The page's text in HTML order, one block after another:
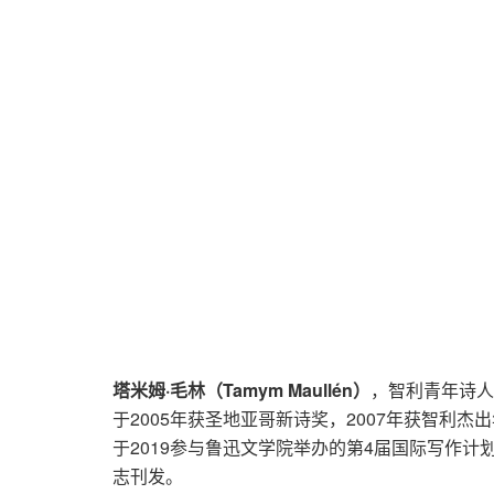
塔米姆·毛林（Tamym Maullén） ，智利青年诗
于2005年获圣地亚哥新诗奖，2007年获智利杰
于2019参与鲁迅文学院举办的第4届国际写作计
志刊发。